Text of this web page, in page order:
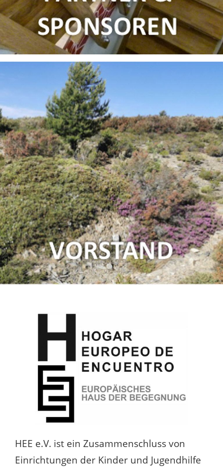
HEE e.V. ist ein Zusammenschluss von
Einrichtungen der Kinder und Jugendhilfe